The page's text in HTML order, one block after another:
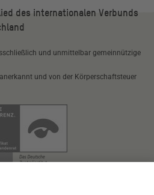
des internationalen Verbunds
und unmittelbar gemeinnützige
und von der Körperschaftsteuer